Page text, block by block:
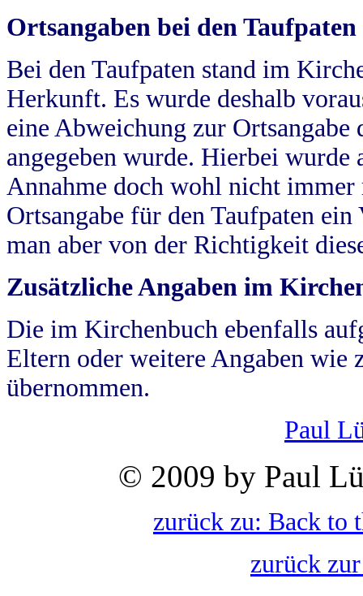
Ortsangaben bei den Taufpaten
Bei den Taufpaten stand im
Herkunft. Es wurde deshalb
eine Abweichung zur
angegeben wurde. Hierbei wurde
Annahme doch wohl nicht
Ortsangabe für den Taufpaten
man aber von der Richtigkeit
Zusätzliche Angaben im
Die im Kirchenbuch ebenfalls
Eltern oder weitere Angaben wie
übernommen.
Paul
© 2009 by Paul
zurück zu: Back to
zurück